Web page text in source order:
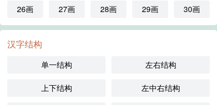
26画 27画 28画 29画 30画
汉字结构
单一结构 左右结构
上下结构 左中右结构